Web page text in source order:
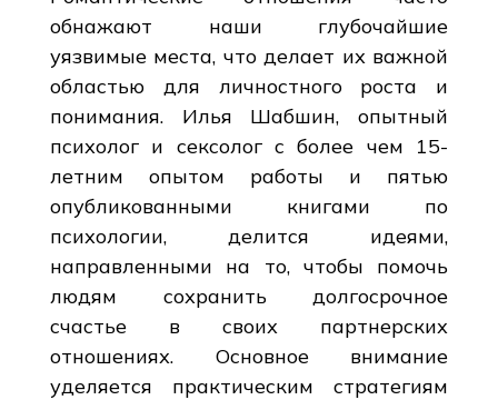
обнажают наши глубочайшие
уязвимые места, что делает их важной
областью для личностного роста и
понимания. Илья Шабшин, опытный
психолог и сексолог с более чем 15-
летним опытом работы и пятью
опубликованными книгами по
психологии, делится идеями,
направленными на то, чтобы помочь
людям сохранить долгосрочное
счастье в своих партнерских
отношениях. Основное внимание
уделяется практическим стратегиям